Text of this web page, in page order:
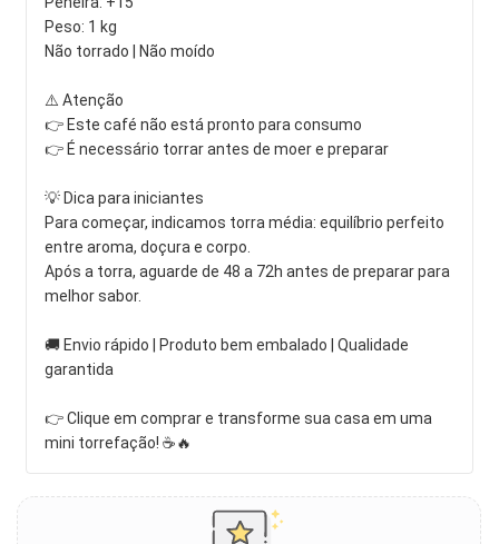
Peso: 1 kg
Não torrado | Não moído
⚠️ Atenção
👉 Este café não está pronto para consumo
👉 É necessário torrar antes de moer e preparar
💡 Dica para iniciantes
Para começar, indicamos torra média: equilíbrio perfeito
entre aroma, doçura e corpo.
Após a torra, aguarde de 48 a 72h antes de preparar para
melhor sabor.
🚚 Envio rápido | Produto bem embalado | Qualidade
garantida
👉 Clique em comprar e transforme sua casa em uma
mini torrefação! ☕🔥